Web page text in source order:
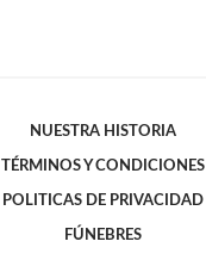
NUESTRA HISTORIA
TÉRMINOS Y CONDICIONES
POLITICAS DE PRIVACIDAD
FÚNEBRES